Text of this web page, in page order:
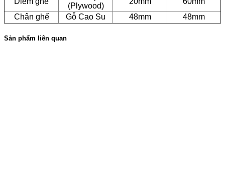
(Plywood)
Chân ghế
Gỗ Cao Su 48mm 48mm
Sản phẩm liên quan